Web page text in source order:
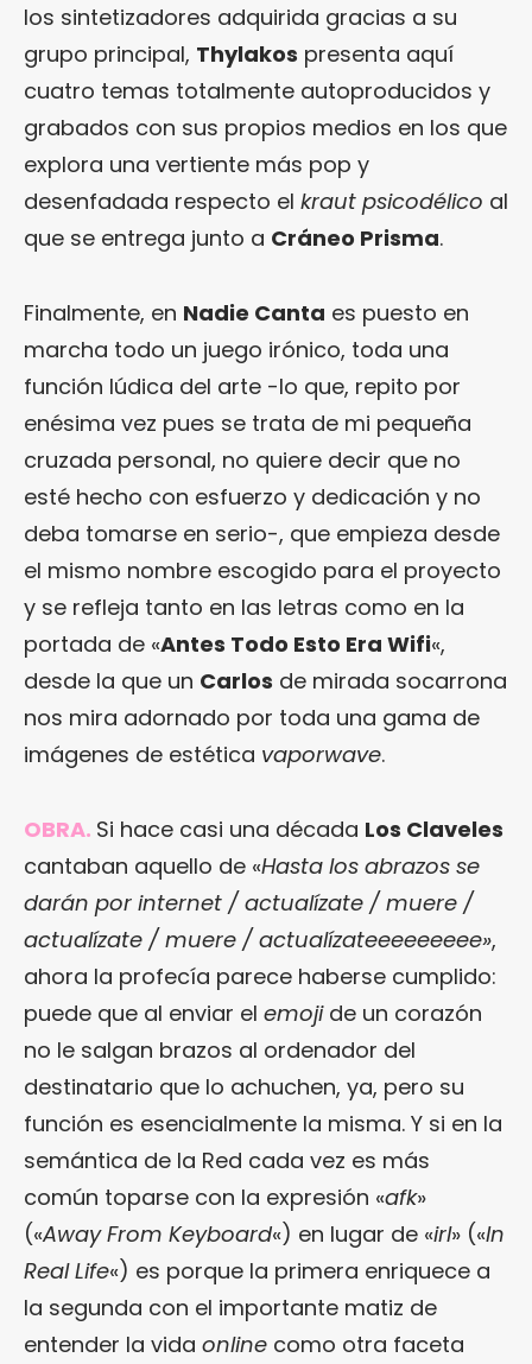
los sintetizadores adquirida gracias a su
grupo principal, Thylakos presenta aquí
cuatro temas totalmente autoproducidos y
grabados con sus propios medios en los que
explora una vertiente más pop y
desenfadada respecto el kraut psicodélico al
que se entrega junto a Cráneo Prisma.
Finalmente, en Nadie Canta es puesto en
marcha todo un juego irónico, toda una
función lúdica del arte -lo que, repito por
enésima vez pues se trata de mi pequeña
cruzada personal, no quiere decir que no
esté hecho con esfuerzo y dedicación y no
deba tomarse en serio-, que empieza desde
el mismo nombre escogido para el proyecto
y se refleja tanto en las letras como en la
portada de «Antes Todo Esto Era Wifi«,
desde la que un Carlos de mirada socarrona
nos mira adornado por toda una gama de
imágenes de estética vaporwave.
OBRA. Si hace casi una década Los Claveles
cantaban aquello de «Hasta los abrazos se
darán por internet / actualízate / muere /
actualízate / muere / actualízateeeeeeeee»,
ahora la profecía parece haberse cumplido:
puede que al enviar el emojide un corazón
no le salgan brazos al ordenador del
destinatario que lo achuchen, ya, pero su
función es esencialmente la misma. Y si en la
semántica de la Red cada vez es más
común toparse con la expresión «afk»
(«Away From Keyboard«) en lugar de «irl» («In
Real Life«) es porque la primera enriquece a
la segunda con el importante matiz de
entender la vida online como otra faceta